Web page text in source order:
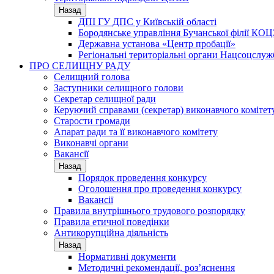
Назад
ДПІ ГУ ДПС у Київській області
Бородянське управління Бучанської філії
Державна установа «Центр пробації»
Регіональні територіальні органи
ПРО СЕЛИЩНУ РАДУ
Селищний голова
Заступники селищного голови
Секретар селищної ради
Керуючий справами (секретар) виконавчого
Старости громади
Апарат ради та її виконавчого комітету
Виконавчі органи
Вакансії
Назад
Порядок проведення конкурсу
Оголошення про проведення конкурсу
Вакансії
Правила внутрішнього трудового розпорядку
Правила етичної поведінки
Антикорупційна діяльність
Назад
Нормативні документи
Методичні рекомендації, роз’яснення